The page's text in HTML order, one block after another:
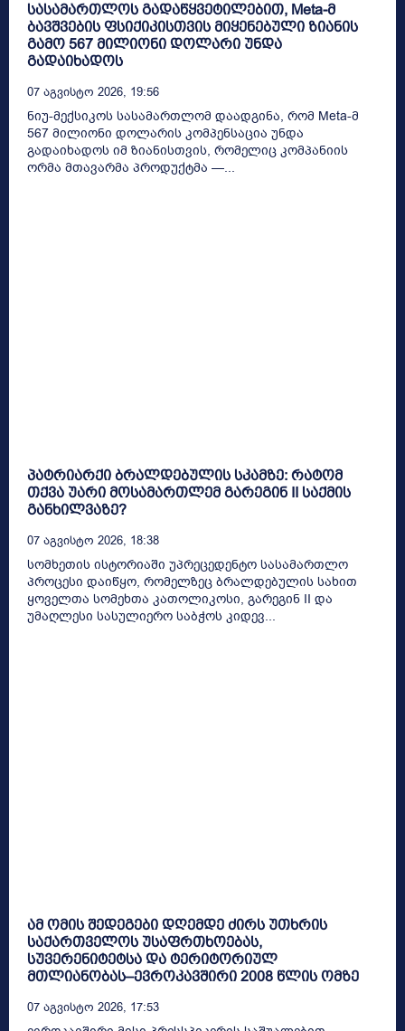
სასამართლოს გადაწყვეტილებით, Meta-მ
ბავშვების ფსიქიკისთვის მიყენებული ზიანის
გამო 567 მილიონი დოლარი უნდა
გადაიხადოს
07 Აგვისტო 2026, 19:56
ნიუ-მექსიკოს სასამართლომ დაადგინა, რომ Meta-მ
567 მილიონი დოლარის კომპენსაცია უნდა
გადაიხადოს იმ ზიანისთვის, რომელიც კომპანიის
ორმა მთავარმა პროდუქტმა —...
პატრიარქი ბრალდებულის სკამზე: რატომ
თქვა უარი მოსამართლემ გარეგინ II საქმის
განხილვაზე?
07 Აგვისტო 2026, 18:38
სომხეთის ისტორიაში უპრეცედენტო სასამართლო
პროცესი დაიწყო, რომელზეც ბრალდებულის სახით
ყოველთა სომეხთა კათოლიკოსი, გარეგინ II და
უმაღლესი სასულიერო საბჭოს კიდევ...
ამ ომის შედეგები დღემდე ძირს უთხრის
საქართველოს უსაფრთხოებას,
სუვერენიტეტსა და ტერიტორიულ
მთლიანობას–ევროკავშირი 2008 წლის ომზე
07 Აგვისტო 2026, 17:53